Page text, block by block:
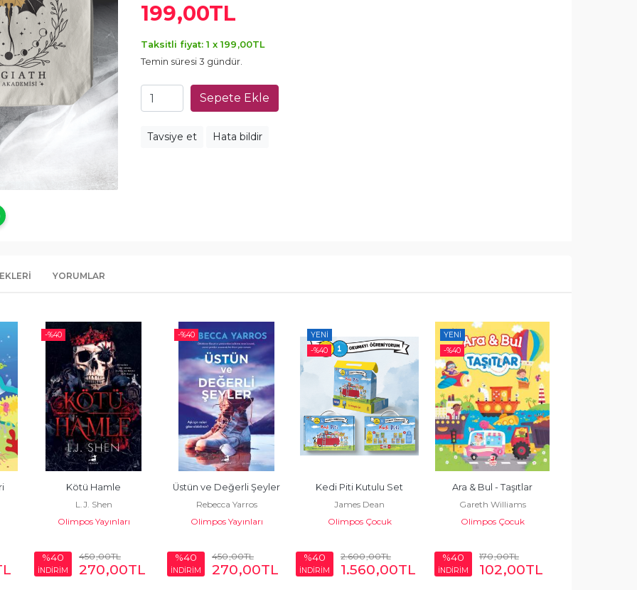
199,00TL
Taksitli fiyat: 1 x 199 ,00TL
Temin süresi 3 gündür.
Sepete Ekle
Tavsiye et Hata bildir
YORUMLAR
-%40
Kötü Hamle
L.J. Shen
Olimpos Yayınları
%40
İNDİRİM
450,00TL
270,00TL
-%40
Üstün ve Değerli Şeyler
Rebecca Yarros
Olimpos Yayınları
%40
İNDİRİM
450,00TL
270,00TL
YENI
-%40
Kedi Piti Kutulu Set
James Dean
Olimpos Çocuk
%40
İNDİRİM
2.600,00TL
1.560,00TL
YENI
-%40
Ara & Bul - Taşıtlar
Gareth Williams
Olimpos Çocuk
%40
İNDİRİM
170,00TL
102,00TL